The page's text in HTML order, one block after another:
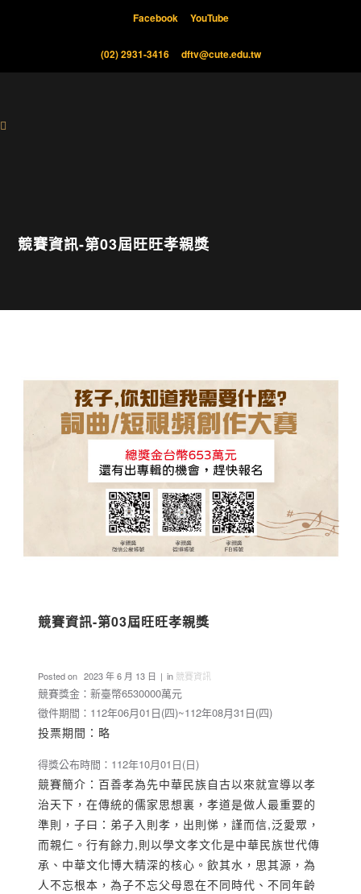
Facebook YouTube
(02) 2931-3416 dftv@cute.edu.tw
競賽資訊-第03屆旺旺孝親獎
競賽資訊-第03屆旺旺孝親獎
Posted on 2023 年 6 月 13 日 in 競賽資訊
競賽獎金：新臺幣6530000萬元
徵件期間：112年06月01日(四)~112年08月31日(四)
投票期間：略
得獎公布時間：112年10月01日(日)
競賽簡介：百善孝為先中華民族自古以來就宣導以孝
治天下，在傳統的儒家思想裏，孝道是做人最重要的
準則，子曰：弟子入則孝，出則悌，謹而信,泛愛眾，
而親仁。行有餘力,則以學文孝文化是中華民族世代傳
承、中華文化博大精深的核心。飲其水，思其源，為
人不忘根本，為子不忘父母恩在不同時代、不同年齡